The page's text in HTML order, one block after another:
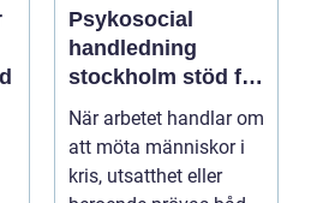
Psykosocial
handledning
stockholm stöd för
hållbart arbete
med människor
När arbetet handlar om
att möta människor i
kris, utsatthet eller